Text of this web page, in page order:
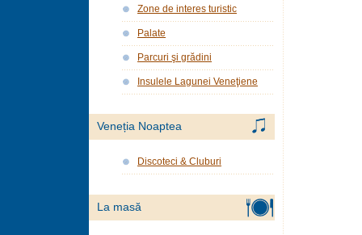
Zone de interes turistic
Palate
Parcuri şi grădini
Insulele Lagunei Veneţiene
Veneția Noaptea
Discoteci & Cluburi
La masă